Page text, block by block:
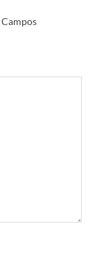
Campos